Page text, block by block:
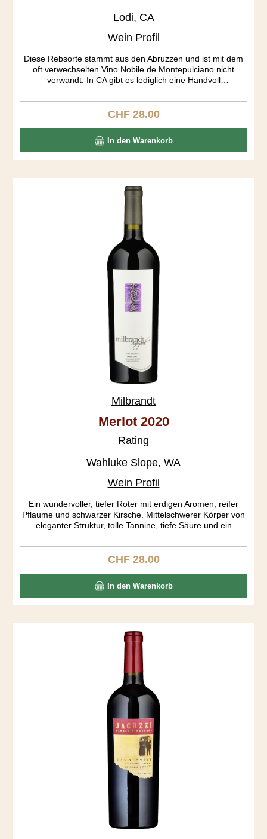
Lodi, CA
Wein Profil
Diese Rebsorte stammt aus den Abruzzen und ist mit dem
oft verwechselten Vino Nobile de Montepulciano nicht
verwandt. In CA gibt es lediglich eine Handvoll
soviel Farbe und Tannine ab, dass bereits nach 7 Tagen
gepresst wird. Der Wein ist wunderbar ausgewogen, dies
Säuren halten sich in Schach. Kaffee, Cola, Toast, Pflaumen
bilden ein spannendes Aromenrad, das sich im Abgang
ständig dreht.
Regulärer Preis:
CHF 28.00
In den Warenkorb
Milbrandt
Merlot 2020
Rating
Wahluke Slope, WA
Wein Profil
Ein wundervoller, tiefer Roter mit erdigen Aromen, reifer
Pflaume und schwarzer Kirsche. Mittelschwerer Körper von
eleganter Struktur, tolle Tannine, tiefe Säure und ein
seidiger Abgang.
Regulärer Preis:
CHF 28.00
In den Warenkorb